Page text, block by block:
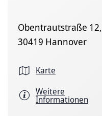
Obentrautstraße 12,
30419 Hannover
Karte
Weitere
Informationen